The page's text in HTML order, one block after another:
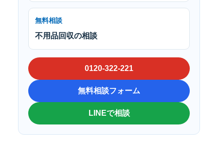
無料相談
不用品回収の相談
0120-322-221
無料相談フォーム
LINEで相談